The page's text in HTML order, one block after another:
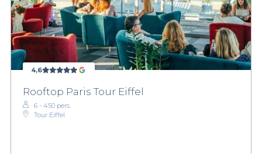
4,6
Rooftop Paris Tour Eiffel
6 - 450 pers.
Tour Eiffel